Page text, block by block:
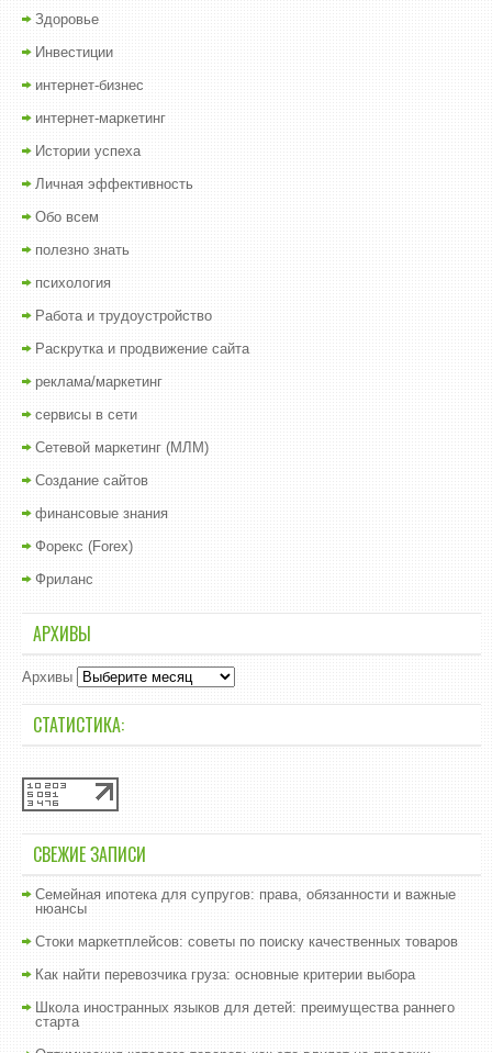
Здоровье
Инвестиции
интернет-бизнес
интернет-маркетинг
Истории успеха
Личная эффективность
Обо всем
полезно знать
психология
Работа и трудоустройство
Раскрутка и продвижение сайта
реклама/маркетинг
сервисы в сети
Сетевой маркетинг (МЛМ)
Создание сайтов
финансовые знания
Форекс (Forex)
Фриланс
АРХИВЫ
Архивы
СТАТИСТИКА:
СВЕЖИЕ ЗАПИСИ
Семейная ипотека для супругов: права, обязанности и важные
нюансы
Стоки маркетплейсов: советы по поиску качественных товаров
Как найти перевозчика груза: основные критерии выбора
Школа иностранных языков для детей: преимущества раннего
старта